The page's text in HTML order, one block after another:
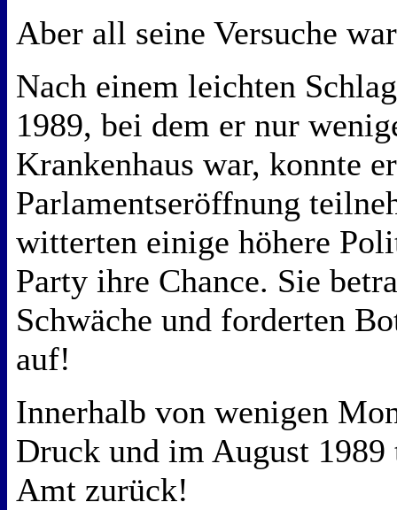
Aber all seine Versuche
Nach einem leichten
1989, bei dem er nur
Krankenhaus war, konnte
Parlamentseröffnung
witterten einige höhere
Party ihre Chance. Sie
Schwäche und forderten
auf!
Innerhalb von wenigen
Druck und im August 1989
Amt zurück!